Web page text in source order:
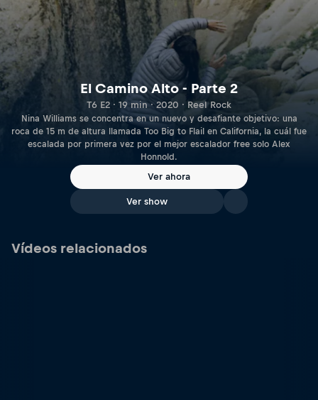
El Camino Alto - Parte 2
T6 E2 · 19 min · 2020 · Reel Rock
Nina Williams se concentra en un nuevo y desafiante objetivo: una
roca de 15 m de altura llamada Too Big to Flail en California, la cuál fue
escalada por primera vez por el mejor escalador free solo Alex
Honnold.
Ver ahora
Ver show
Vídeos relacionados